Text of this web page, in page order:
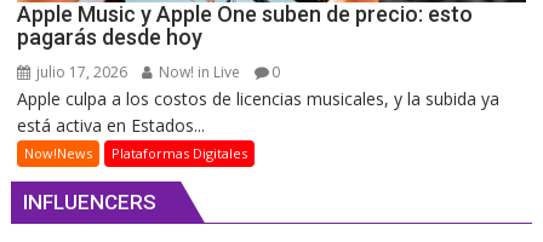
Apple Music y Apple One suben de precio: esto
pagarás desde hoy
julio 17, 2026 Now! in Live 0
Apple culpa a los costos de licencias musicales, y la subida ya
está activa en Estados...
Now!News Plataformas Digitales
INFLUENCERS